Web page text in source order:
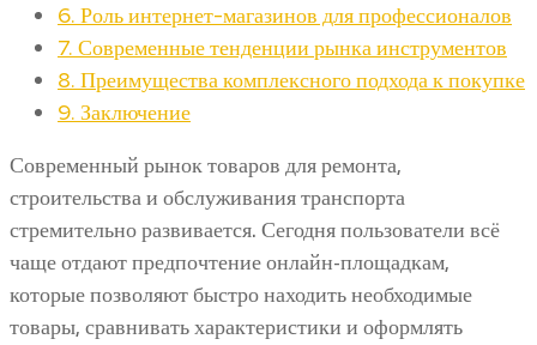
6. Роль интернет-магазинов для профессионалов
7. Современные тенденции рынка инструментов
8. Преимущества комплексного подхода к покупке
9. Заключение
Современный рынок товаров для ремонта,
строительства и обслуживания транспорта
стремительно развивается. Сегодня пользователи всё
чаще отдают предпочтение онлайн-площадкам,
которые позволяют быстро находить необходимые
товары, сравнивать характеристики и оформлять